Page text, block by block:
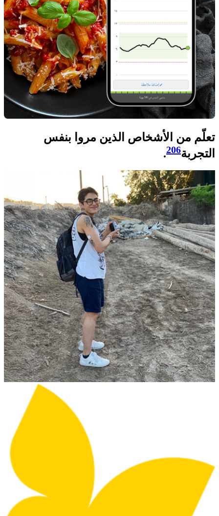
تعلّم من الأشخاص الذين مروا بنفس
التجربة206
.​